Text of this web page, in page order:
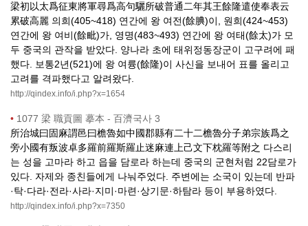
梁初以太爲征東將軍尋爲高句驪所破普通二年其王餘隆遣使奉表云
累破高麗 의희(405~418) 연간에 왕 여전(餘腆)이, 원희(424~453)
연간에 왕 여비(餘毗)가, 영명(483~493) 연간에 왕 여태(餘太)가 모
두 중국의 관작을 받았다. 양나라 초에 태위정동장군이 고구려에 패
했다. 보통2년(521)에 왕 여륭(餘隆)이 사신을 보내어 표를 올리고
고려를 격파했다고 알려왔다.
http://qindex.info/i.php?x=1654
• 1077 梁 職貢圖 摹本 - 百濟국사 3
所治城曰固麻謂邑曰檐魯如中國郡縣有二十二檐魯分子弟宗族爲之
旁小國有叛波卓多羅前羅斯羅止迷麻連上己文下枕羅等附之 다스리
는 성을 고마라 하고 읍을 담로라 하는데 중국의 군현처럼 22담로가
있다. 자제와 종친들에게 나눠주었다. 주변에는 소국이 있는데 반파
·탁·다라·전라·사라·지미·마련·상기문·하탐라 등이 부용하였다.
http://qindex.info/i.php?x=7350